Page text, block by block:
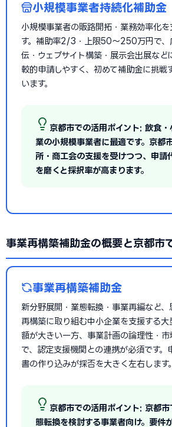
小規模事業者持続化補助金
小規模事業者の販路開拓・業務効率化
す。補助率2/3・上限50〜250万円で、
伝・ウェブサイト構築・展示会出展など
較的申請しやすく、初めて補助金に挑戦
います。
京都市での活用ポイント: 飲食
業の小規模事業者に最適です。京都
所・商工会の支援を受けつつ、申請
を磨くと採択率が高まります。
事業再構築補助金の概要と京都市
事業再構築補助金
新分野展開・業態転換・事業再編など
再構築に取り組む中小企業を支援する大
額が大きい一方、事業計画の論理性・
で、認定支援機関との連携が必須です。
書の作り込みが採否を大きく左右します。
京都市での活用ポイント: 京都
態転換を検討する事業者向け。要件